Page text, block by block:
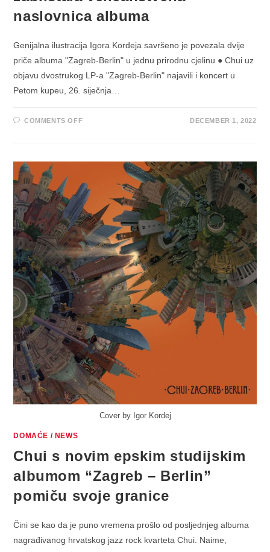
naslovnica albuma
Genijalna ilustracija Igora Kordeja savršeno je povezala dvije
priče albuma "Zagreb-Berlin" u jednu prirodnu cjelinu ● Chui uz
objavu dvostrukog LP-a "Zagreb-Berlin" najavili i koncert u
Petom kupeu, 26. siječnja…
COMMENTS OFFON
“ZAGREB-
KOJEM
JE
ZABLISTALA
VELIČANSTVENA
NASLOVNICA
ALBUMA
DECEMBER 1, 2022
Cover by Igor Kordej
DOMAĆE / NEWS
Chui s novim epskim studijskim
albumom “Zagreb – Berlin”
pomiču svoje granice
Čini se kao da je puno vremena prošlo od posljednjeg albuma
nagrađivanog hrvatskog jazz rock kvarteta Chui. Naime,